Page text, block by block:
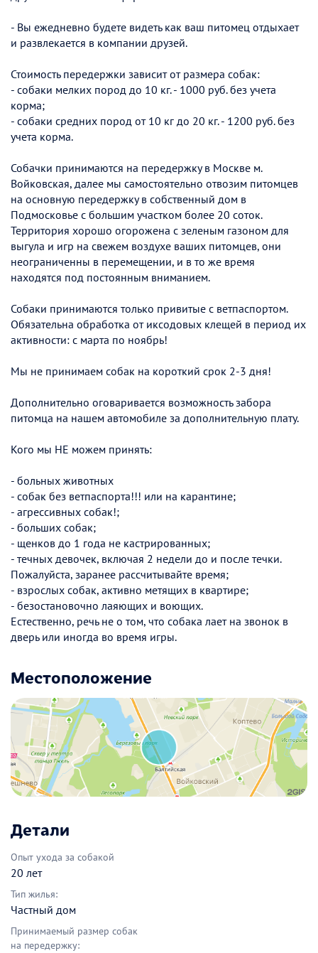
- Вы ежедневно будете видеть как ваш питомец отдыхает
и развлекается в компании друзей.
Стоимость передержки зависит от размера собак:
- собаки мелких пород до 10 кг. - 1000 руб. без учета
корма;
- собаки средних пород от 10 кг до 20 кг. - 1200 руб. без
учета корма.
Собачки принимаются на передержку в Москве м.
Войковская, далее мы самостоятельно отвозим питомцев
на основную передержку в собственный дом в
Подмосковье с большим участком более 20 соток.
Территория хорошо огорожена с зеленым газоном для
выгула и игр на свежем воздухе ваших питомцев, они
неограниченны в перемещении, и в то же время
находятся под постоянным вниманием.
Собаки принимаются только привитые с ветпаспортом.
Обязательна обработка от иксодовых клещей в период их
активности: с марта по ноябрь!
Мы не принимаем собак на короткий срок 2-3 дня!
Дополнительно оговаривается возможность забора
питомца на нашем автомобиле за дополнительную плату.
Кого мы НЕ можем принять:
- больных животных
- собак без ветпаспорта!!! или на карантине;
- агрессивных собак!;
- больших собак;
- щенков до 1 года не кастрированных;
- течных девочек, включая 2 недели до и после течки.
Пожалуйста, заранее рассчитывайте время;
- взрослых собак, активно метящих в квартире;
- безостановочно лаяющих и воющих.
Естественно, речь не о том, что собака лает на звонок в
дверь или иногда во время игры.
Местоположение
Детали
Опыт ухода за собакой
20 лет
Тип жилья:
Частный дом
Принимаемый размер собак
на передержку: